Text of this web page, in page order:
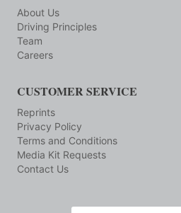
About Us
Driving Principles
Team
Careers
CUSTOMER SERVICE
Reprints
Privacy Policy
Terms and Conditions
Media Kit Requests
Contact Us